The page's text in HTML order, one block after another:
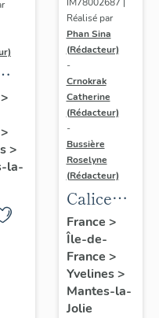
>
>
>
la-
Réalisé par
Phan Sina
(Rédacteur)
-
Crnokrak
Catherine
(Rédacteur)
-
Bussière
Roselyne
(Rédacteur)
Calice
n°2 et sa
patène
France >
Île-de-
France >
Yvelines>
Mantes-la-
Jolie